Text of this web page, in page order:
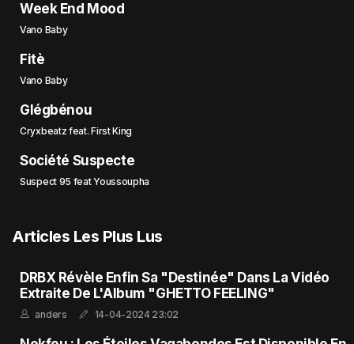
Week End Mood
Vano Baby
Fitè
Vano Baby
Glégbénou
Cryxbeatz feat. First King
Société Suspecte
Suspect 95 feat Youssoupha
Articles Les Plus Lus
DRBX Révèle Enfin Sa "Destinée" Dans La Vidéo
Extraite De L'Album "GHETTO FEELING"
anders 14-04-2024 23:02